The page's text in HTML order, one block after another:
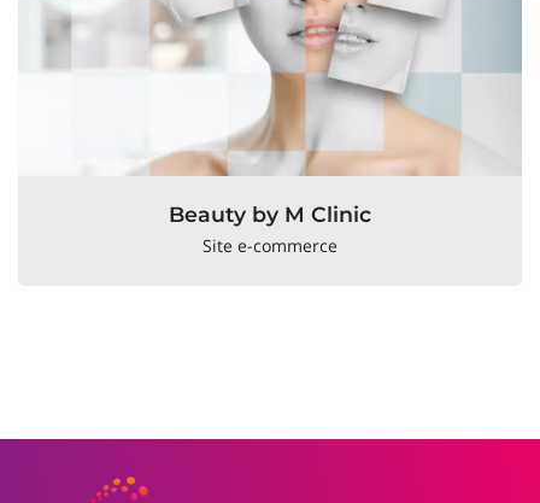
Beauty by M Clinic
Site e-commerce